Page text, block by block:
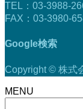
TEL：03-3988-
FAX：03-3980-
Google検索
Copyright © 株式
MENU